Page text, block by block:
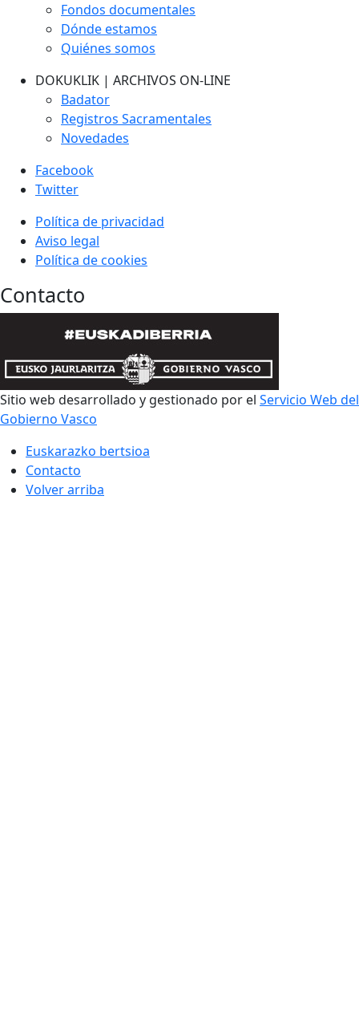
Fondos documentales
Dónde estamos
Quiénes somos
DOKUKLIK | ARCHIVOS ON-LINE
Badator
Registros Sacramentales
Novedades
Facebook
Twitter
Política de privacidad
Aviso legal
Política de cookies
Contacto
Sitio web desarrollado y gestionado por el Servicio Web del
Gobierno Vasco
Euskarazko bertsioa
Contacto
Volver arriba